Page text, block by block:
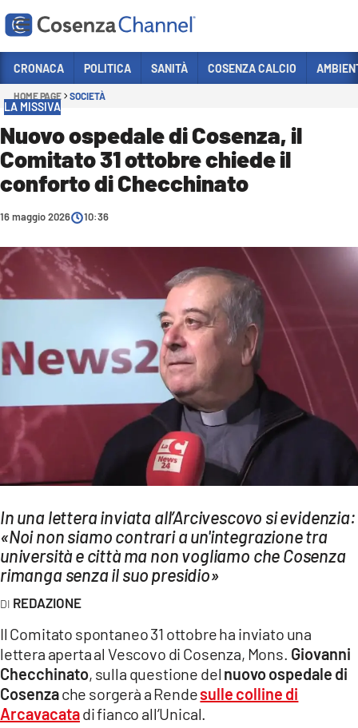
Sezioni
POLITICA
COSENZA CALCIO
ECONOMIA E LAVORO
SANITÀ
SPORT
AMBIENTE
Streaming
LAC TV
LAC NETWORK
LAC ONAIR
LaC
Network
LACPLAY.IT
LACTV.IT
LACONAIR.IT
LACITYMAG.IT
ILREGGINO.IT
COSENZACHANNEL.IT
CRONACA POLITICA SANITÀ COSENZA CALCIO
HOME PAGE SOCIETÀ
LA MISSIVA
Nuovo ospedale di Cosenza, il
Comitato 31 ottobre chiede il
conforto di Checchinato
16 maggio 2026 10:36
In una lettera inviata all’Arcivescovo si evidenzia:
«Noi non siamo contrari a un'integrazione tra
università e città ma non vogliamo che Cosenza
rimanga senza il suo presidio»
REDAZIONE
Il Comitato spontaneo 31 ottobre ha inviato una
lettera aperta al Vescovo di Cosenza, Mons. Giovanni
Checchinato, sulla questione del nuovo ospedale di
Cosenzache sorgerà a Rendesulle colline di
Arcavacatadi fianco all’Unical.